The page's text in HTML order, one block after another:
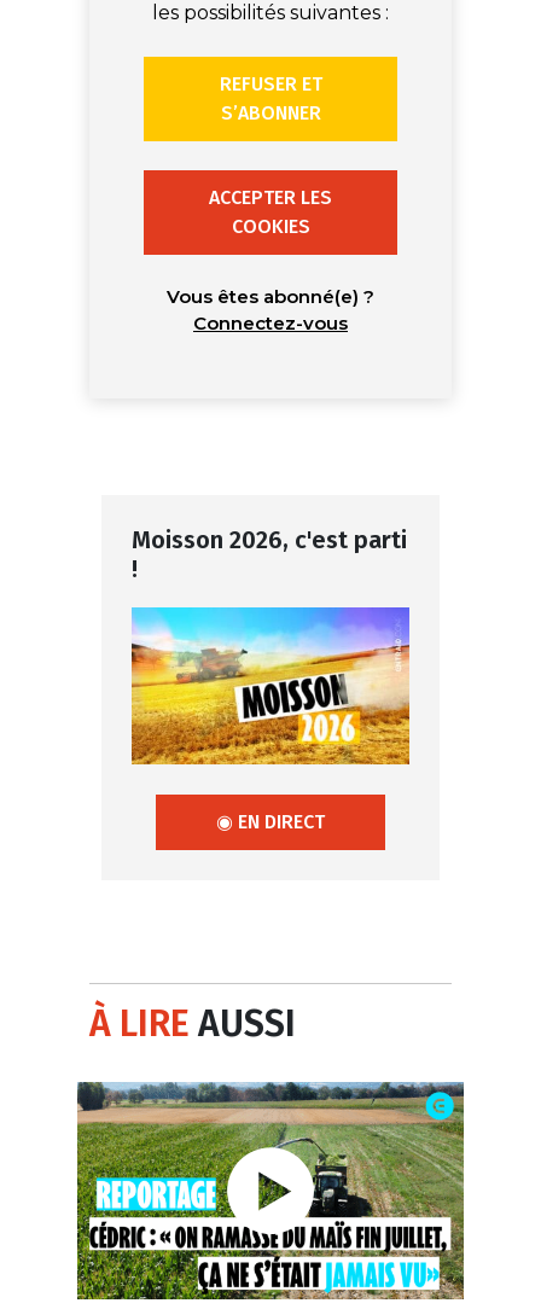
les possibilités suivantes :
REFUSER ET
S’ABONNER
ACCEPTER LES
COOKIES
Vous êtes abonné(e) ?
Connectez-vous
Moisson 2026, c'est parti
!
◉ EN DIRECT
À LIREAUSSI